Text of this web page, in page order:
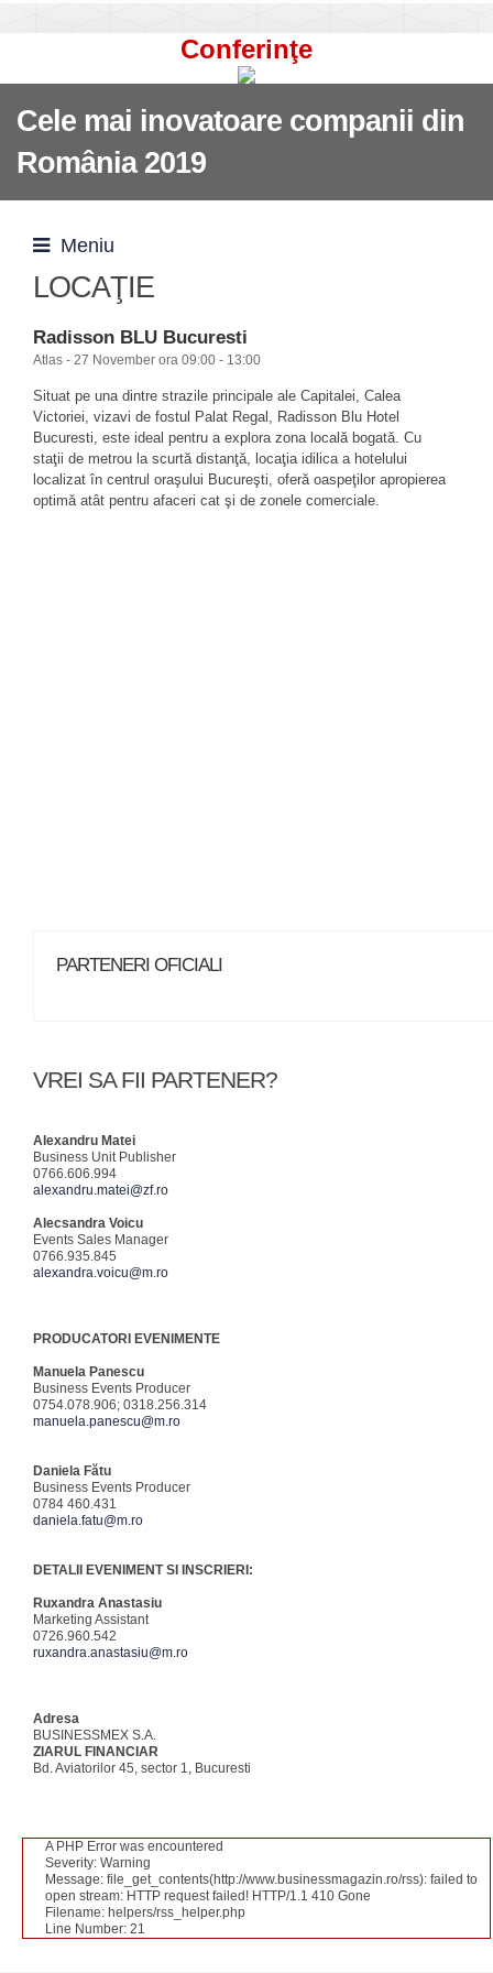
Conferinţe
Cele mai inovatoare companii din
România 2019
Meniu
LOCAŢIE
Radisson BLU Bucuresti
Atlas - 27 November ora 09:00 - 13:00
Situat pe una dintre strazile principale ale Capitalei, Calea
Victoriei, vizavi de fostul Palat Regal, Radisson Blu Hotel
Bucuresti, este ideal pentru a explora zona locală bogată. Cu
staţii de metrou la scurtă distanţă, locaţia idilica a hotelului
localizat în centrul oraşului Bucureşti, oferă oaspeţilor apropierea
optimă atât pentru afaceri cat şi de zonele comerciale.
PARTENERI OFICIALI
VREI SA FII PARTENER?
Alexandru Matei
Business Unit Publisher
0766.606.994
alexandru.matei@zf.ro
Alecsandra Voicu
Events Sales Manager
0766.935.845
alexandra.voicu@m.ro
PRODUCATORI EVENIMENTE
Manuela Panescu
Business Events Producer
0754.078.906; 0318.256.314
manuela.panescu@m.ro
Daniela Fătu
Business Events Producer
0784 460.431
daniela.fatu@m.ro
DETALII EVENIMENT SI INSCRIERI:
Ruxandra Anastasiu
Marketing Assistant
0726.960.542
ruxandra.anastasiu@m.ro
Adresa
BUSINESSMEX S.A.
ZIARUL FINANCIAR
Bd. Aviatorilor 45, sector 1, Bucuresti
A PHP Error was encountered
Severity: Warning
Message: file_get_contents(http://www.businessmagazin.ro/rss): failed to
open stream: HTTP request failed! HTTP/1.1 410 Gone
Filename: helpers/rss_helper.php
Line Number: 21